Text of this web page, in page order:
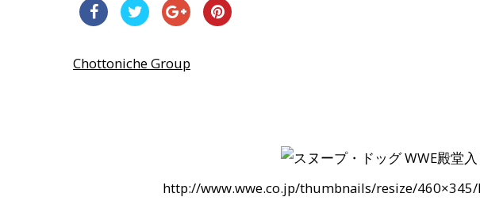
Chottoniche Group
http://www.wwe.co.jp/thumbnails/resize/460×345/